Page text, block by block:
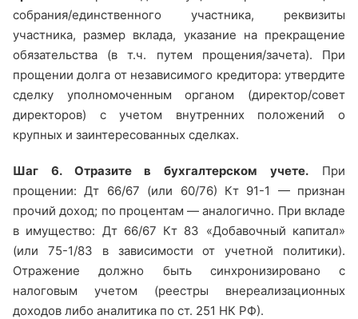
собрания/единственного участника, реквизиты
участника, размер вклада, указание на прекращение
обязательства (в т.ч. путем прощения/зачета). При
прощении долга от независимого кредитора: утвердите
сделку уполномоченным органом (директор/совет
директоров) с учетом внутренних положений о
крупных и заинтересованных сделках.
Шаг 6. Отразите в бухгалтерском учете. При
прощении: Дт 66/67 (или 60/76) Кт 91-1 — признан
прочий доход; по процентам — аналогично. При вкладе
в имущество: Дт 66/67 Кт 83 «Добавочный капитал»
(или 75-1/83 в зависимости от учетной политики).
Отражение должно быть синхронизировано с
налоговым учетом (реестры внереализационных
доходов либо аналитика по ст. 251 НК РФ).